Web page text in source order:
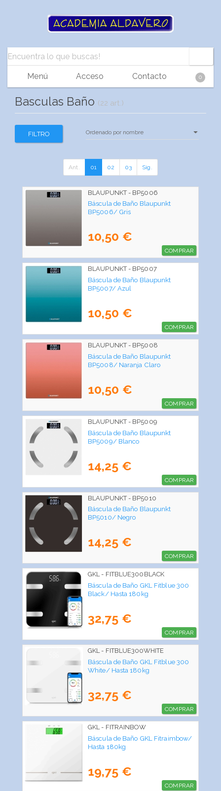
Menú Acceso Contacto 0
Basculas Baño (22 art.)
FILTRO
Ant. 01 02 03 Sig.
BLAUPUNKT - BP5006
Báscula de Baño Blaupunkt
BP5006/ Gris
10,50 €
COMPRAR
BLAUPUNKT - BP5007
Báscula de Baño Blaupunkt
BP5007/ Azul
10,50 €
COMPRAR
BLAUPUNKT - BP5008
Báscula de Baño Blaupunkt
BP5008/ Naranja Claro
10,50 €
COMPRAR
BLAUPUNKT - BP5009
Báscula de Baño Blaupunkt
BP5009/ Blanco
14,25 €
COMPRAR
BLAUPUNKT - BP5010
Báscula de Baño Blaupunkt
BP5010/ Negro
14,25 €
COMPRAR
GKL - FITBLUE300BLACK
Báscula de Baño GKL Fitblue 300
Black/ Hasta 180kg
32,75 €
COMPRAR
GKL - FITBLUE300WHITE
Báscula de Baño GKL Fitblue 300
White/ Hasta 180kg
32,75 €
COMPRAR
GKL - FITRAINBOW
Báscula de Baño GKL Fitraimbow/
Hasta 180kg
19,75 €
COMPRAR